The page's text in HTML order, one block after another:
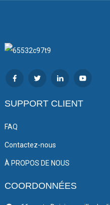
SUPPORT CLIENT
FAQ
Contactez-nous
À PROPOS DE NOUS
COORDONNÉES